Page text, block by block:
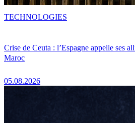
Crise de Ceuta : l’Espagne appelle ses
Maroc
05.08.2026
TECHNOLOGIES